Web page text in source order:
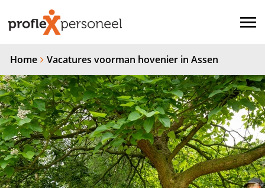
Home Vacatures voorman hovenier in Assen